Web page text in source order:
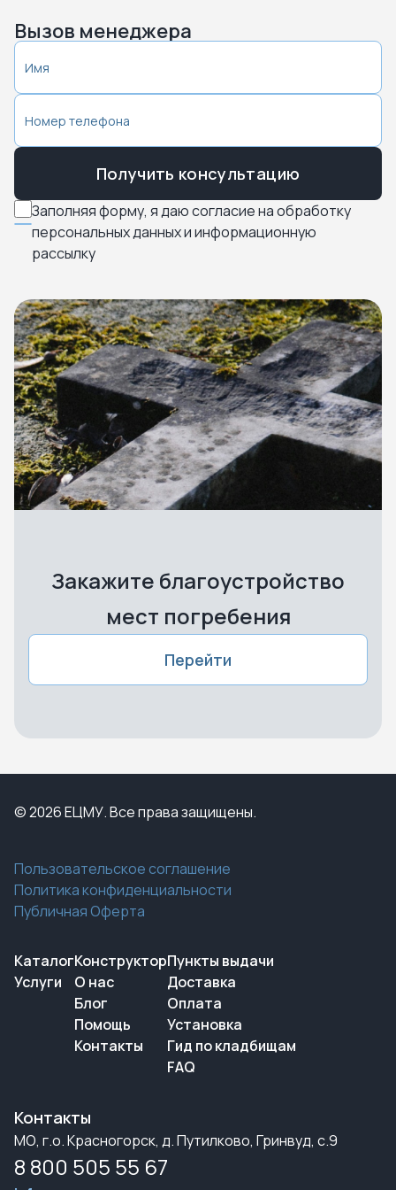
Вызов менеджера
Заполняя форму, я даю согласие на обработку
персональных данных и информационную
рассылку
Получить консультацию
Закажите благоустройство
мест погребения
Перейти
© 2026 ЕЦМУ. Все права защищены.
Пользовательское соглашение
Политика конфиденциальности
Публичная Оферта
Каталог
Услуги
Конструктор
О нас
Блог
Помощь
Контакты
Пункты выдачи
Доставка
Оплата
Установка
Гид по кладбищам
FAQ
Контакты
МО, г.о. Красногорск, д. Путилково, Гринвуд, с.9
8 800 505 55 67